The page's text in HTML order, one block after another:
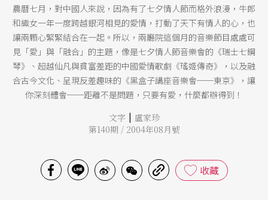
農曆七月，對中國人來說，因為有了七夕情人節而格外浪漫，牛郎
和織女一年一度跨越銀河相見的愛情，打動了天下有情人的心，也
讓兩顆心緊緊結合在一起。所以，兩廳院這個月的音樂節目處處可
見「愛」與「融合」的主題，像是七夕情人節音樂會的《瑞士七鋼
琴》、超越仙凡與貧富差距的中國愛情歌劇《瑤姬傳奇》，以及融
合古今文化、呈現反差趣味的《黑盒子講座音樂會──東京》，讓
你深刻體會──距離不是問題，只要有愛，什麼都辦得到！
文字 | 盧家珍
第140期 / 2004年08月號
收藏